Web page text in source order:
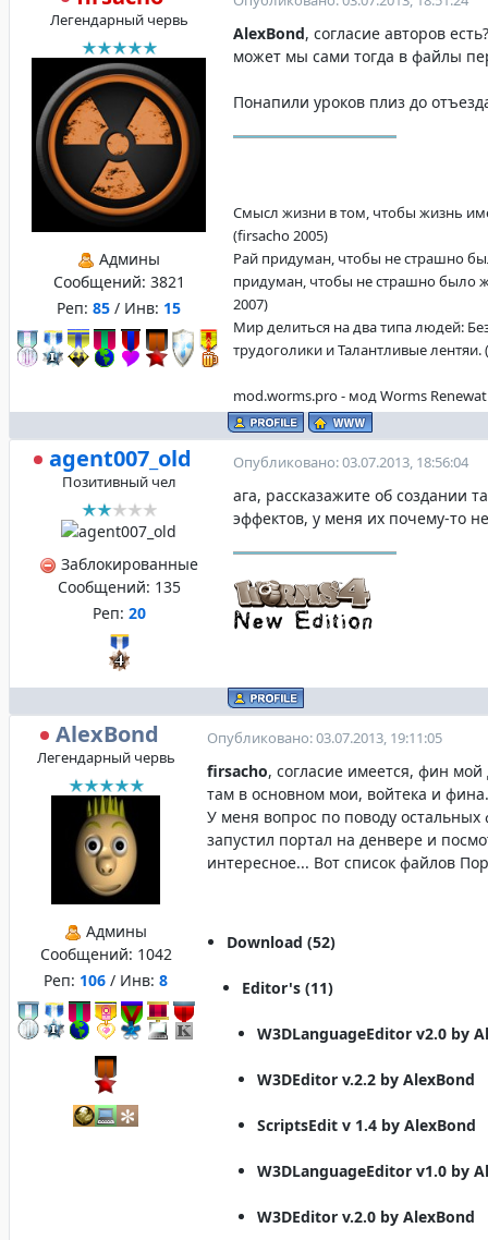
Легендарный червь
Админы
Сообщений: 3821
Реп: 85 / Инв: 15
AlexBond, согласие авторов есть?
может мы сами тогда в файлы
Понапили уроков плиз до
Смысл жизни в том, чтобы жизнь
(firsacho 2005)
Рай придуман, чтобы не страшно
придуман, чтобы не страшно было
2007)
Мир делиться на два типа людей:
трудоголики и Талантливые лентяи.
mod.worms.pro - мод Worms
agent007_old
Позитивный чел
Заблокированные
Сообщений: 135
Реп: 20
Опубликовано: 03.07.2013, 18:56:04
ага, рассказажите об создании
эффектов, у меня их почему-то
AlexBond
Легендарный червь
Админы
Сообщений: 1042
Реп: 106 / Инв: 8
Опубликовано: 03.07.2013, 19:11:05
firsacho, согласие имеется, фин мой
там в основном мои, войтека и фина.
У меня вопрос по поводу остальных
запустил портал на денвере и
интересное... Вот список файлов
Download (52)
Editor's (11)
W3DLanguageEditor v2.0 by
W3DEditor v.2.2 by AlexBond
ScriptsEdit v 1.4 by AlexBond
W3DLanguageEditor v1.0 by
W3DEditor v.2.0 by AlexBond